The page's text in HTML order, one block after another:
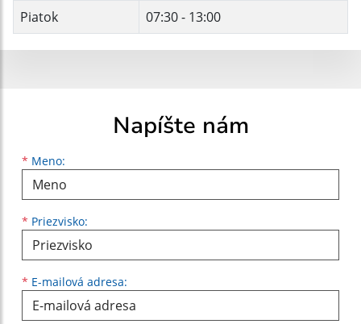
Piatok
07:30 - 13:00
Napíšte nám
* Meno:
Meno
* Priezvisko:
Priezvisko
* E-mailová adresa:
E-mailová adresa